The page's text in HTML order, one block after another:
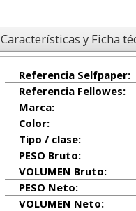
Características y Ficha
Referencia Selfpaper:
Referencia Fellowes:
Marca:
Color:
Tipo / clase:
PESO Bruto:
VOLUMEN Bruto:
PESO Neto:
VOLUMEN Neto: